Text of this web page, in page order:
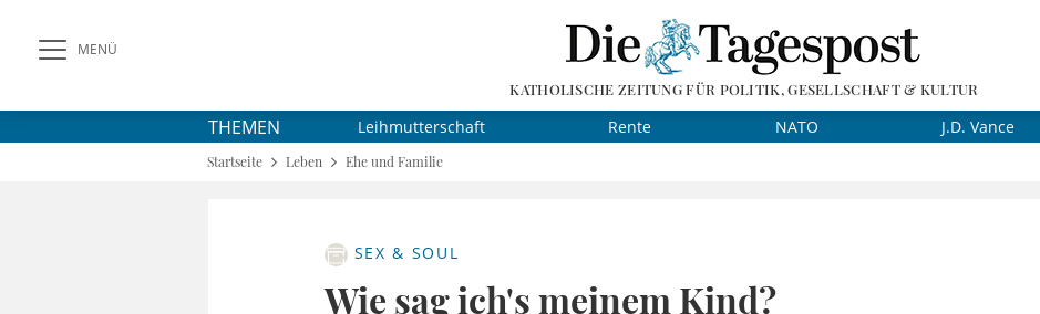
MENÜ
KATHOLISCHE ZEITUNG FÜR POLITIK, GESELLSCHAFT & KULTUR
THEMEN Leihmutterschaft Rente NATO J.D. Vance
Startseite Leben Ehe und Familie
SEX & SOUL
Wie sag ich's meinem Kind?